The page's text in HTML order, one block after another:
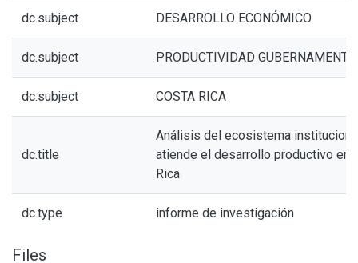
dc.subject DESARROLLO ECONÓMICO
dc.subject PRODUCTIVIDAD
dc.subject COSTA RICA
dc.title
Análisis del ecosistema
atiende el desarrollo productivo en
Rica
dc.type informe de investigación
Files